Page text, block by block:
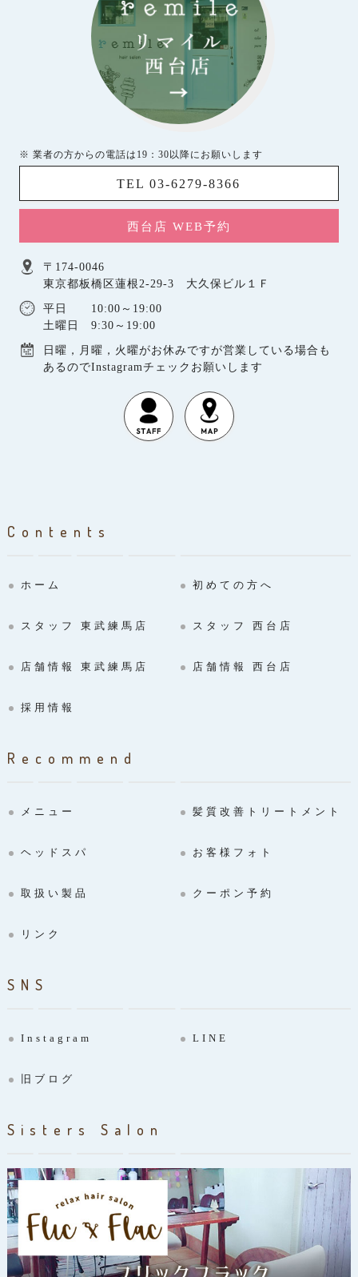
※ 業者の方からの電話は19：30以降にお願いします
TEL 03-6279-8366
西台店 WEB予約
〒174-0046
東京都板橋区蓮根2-29-3 大久保ビル１Ｆ
平日 10:00～19:00
土曜日 9:30～19:00
日曜，月曜，火曜がお休みですが営業している場合も
あるのでInstagramチェックお願いします
Contents
ホーム 初めての方へ
スタッフ 東武練馬店 スタッフ 西台店
店舗情報 東武練馬店 店舗情報 西台店
採用情報
Recommend
メニュー 髪質改善トリートメント
ヘッドスパ お客様フォト
取扱い製品 クーポン予約
リンク
SNS
Instagram LINE
旧ブログ
Sisters Salon